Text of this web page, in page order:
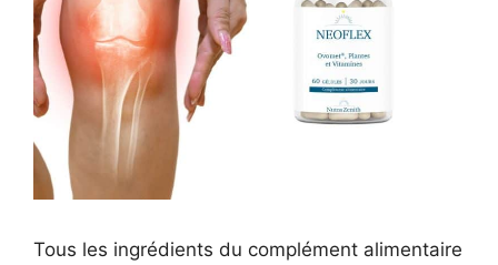
Tous les ingrédients du complément alimentaire